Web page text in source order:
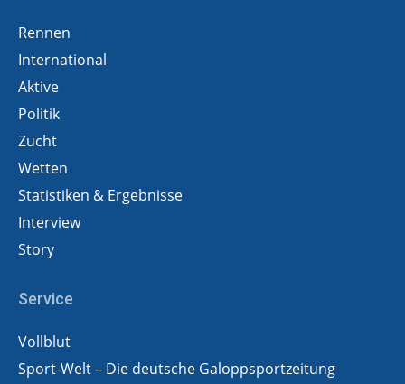
Rennen
International
Aktive
Politik
Zucht
Wetten
Statistiken & Ergebnisse
Interview
Story
Service
Vollblut
Sport-Welt – Die deutsche Galoppsportzeitung